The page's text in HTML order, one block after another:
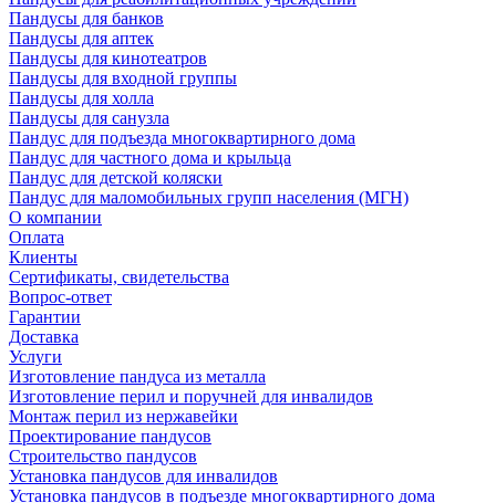
Пандусы для банков
Пандусы для аптек
Пандусы для кинотеатров
Пандусы для входной группы
Пандусы для холла
Пандусы для санузла
Пандус для подъезда многоквартирного дома
Пандус для частного дома и крыльца
Пандус для детской коляски
Пандус для маломобильных групп населения (МГН)
О компании
Оплата
Клиенты
Сертификаты, свидетельства
Вопрос-ответ
Гарантии
Доставка
Услуги
Изготовление пандуса из металла
Изготовление перил и поручней для инвалидов
Монтаж перил из нержавейки
Проектирование пандусов
Строительство пандусов
Установка пандусов для инвалидов
Установка пандусов в подъезде многоквартирного дома